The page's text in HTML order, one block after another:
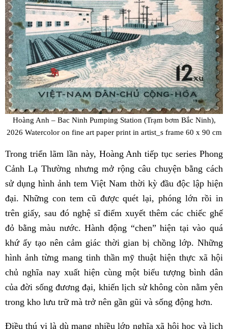
Hoàng Anh – Bac Ninh Pumping Station (Trạm bơm Bắc Ninh),
2026 Watercolor on fine art paper print in artist_s frame 60 x 90 cm
Trong triển lãm lần này, Hoàng Anh tiếp tục series Phong
Cảnh Lạ Thường nhưng mở rộng câu chuyện bằng cách
sử dụng hình ảnh tem Việt Nam thời kỳ đầu độc lập hiện
đại. Những con tem cũ được quét lại, phóng lớn rồi in
trên giấy, sau đó nghệ sĩ điểm xuyết thêm các chiếc ghế
đỏ bằng màu nước. Hành động “chen” hiện tại vào quá
khứ ấy tạo nên cảm giác thời gian bị chồng lớp. Những
hình ảnh từng mang tinh thần mỹ thuật hiện thực xã hội
chủ nghĩa nay xuất hiện cùng một biểu tượng bình dân
của đời sống đương đại, khiến lịch sử không còn nằm yên
trong kho lưu trữ mà trở nên gần gũi và sống động hơn.
Điều thú vị là dù mang nhiều lớp nghĩa xã hội học và lịch